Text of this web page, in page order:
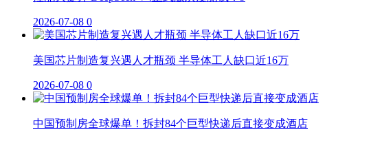
2026-07-08 0
美国芯片制造复兴遇人才瓶颈 半导体工人缺口近16万
2026-07-08 0
中国预制房全球爆单！拆封84个巨型快递后直接变成酒店